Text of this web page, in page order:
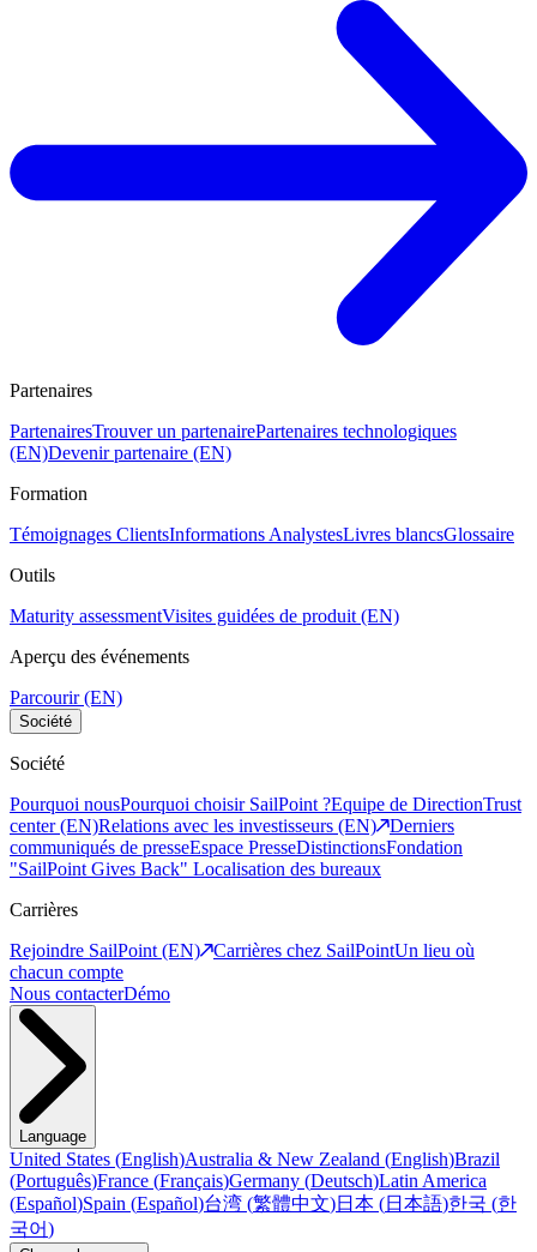
Partenaires
PartenairesTrouver un partenairePartenaires technologiques
(EN)Devenir partenaire (EN)
Formation
Témoignages ClientsInformations AnalystesLivres blancsGlossaire
Outils
Maturity assessmentVisites guidées de produit (EN)
Aperçu des événements
Parcourir (EN)
Société
Société
Pourquoi nousPourquoi choisir SailPoint ?Equipe de DirectionTrust
center (EN)Relations avec les investisseurs (EN)
Derniers
communiqués de presseEspace PresseDistinctionsFondation
"SailPoint Gives Back" Localisation des bureaux
Carrières
Rejoindre SailPoint (EN)
Carrières chez SailPointUn lieu où
chacun compte
Nous contacterDémo
Language
United States (English)Australia & New Zealand (English)Brazil
(Português)France (Français)Germany (Deutsch)Latin America
(Español)Spain (Español)台湾 (繁體中文)日本 (日本語)한국 (한
국어)